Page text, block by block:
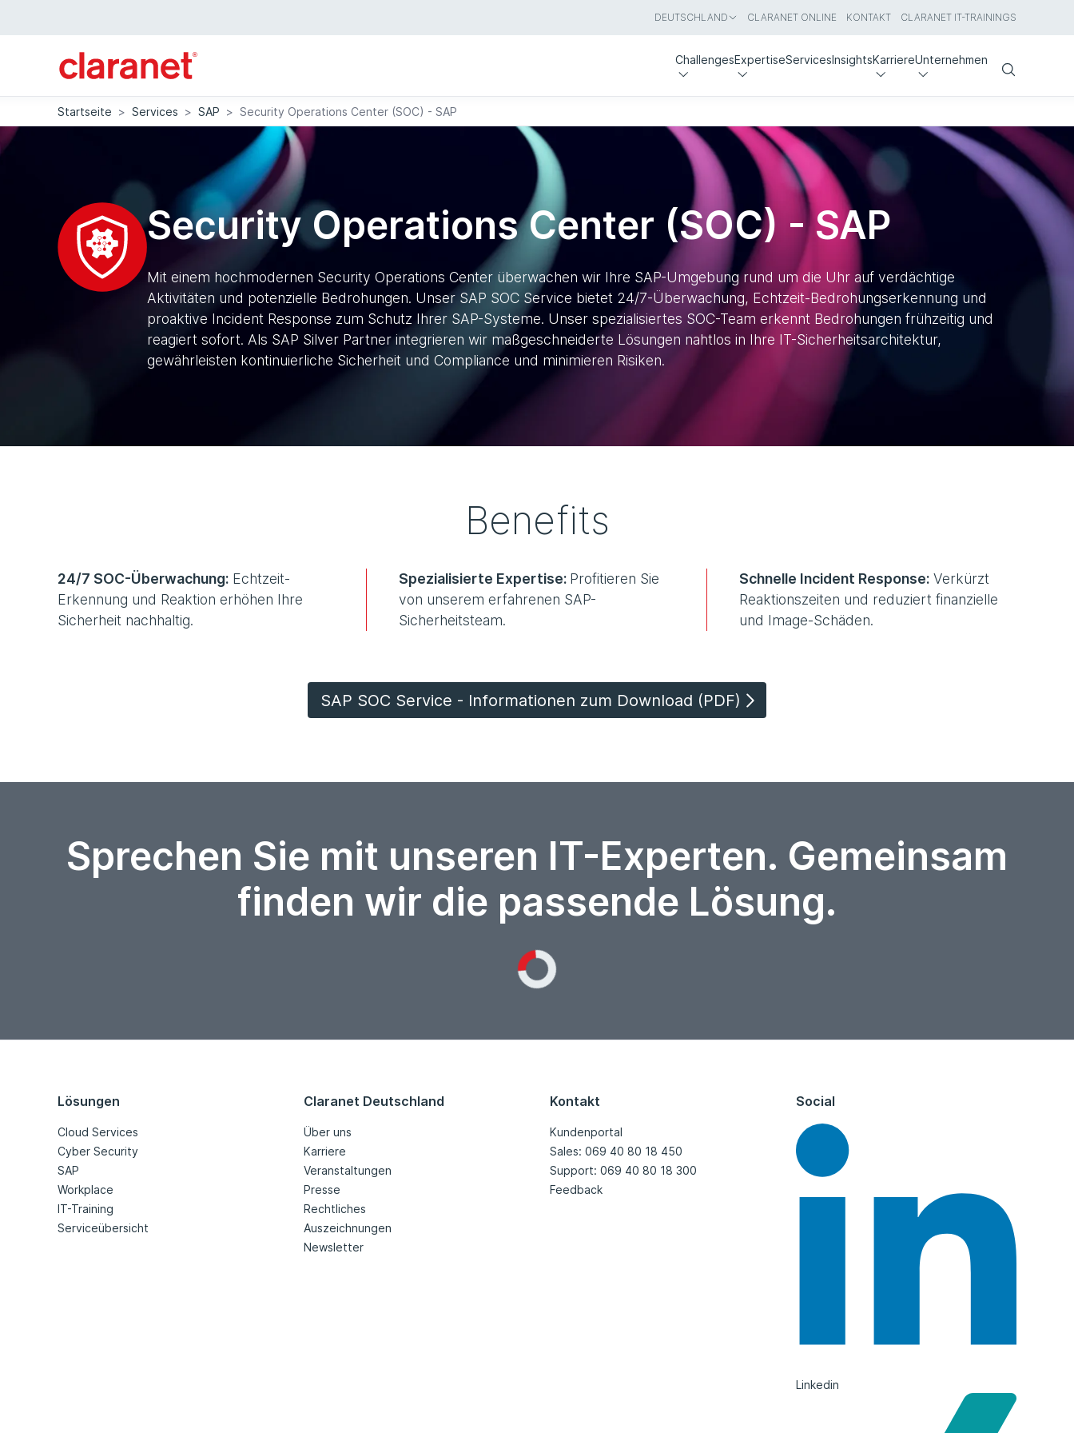
DEUTSCHLAND CLARANET ONLINE KONTAKT CLARANET IT-TRAININGS
ChallengesExpertiseServicesInsightsKarriereUnternehmen
Search
Startseite > Services > SAP > Security Operations Center (SOC) - SAP
Security Operations Center (SOC) - SAP
Mit einem hochmodernen Security Operations Center überwachen wir Ihre SAP-Umgebung rund um die Uhr auf verdächtige
Aktivitäten und potenzielle Bedrohungen. Unser SAP SOC Service bietet 24/7-Überwachung, Echtzeit-Bedrohungserkennung und
proaktive Incident Response zum Schutz Ihrer SAP-Systeme. Unser spezialisiertes SOC-Team erkennt Bedrohungen frühzeitig und
reagiert sofort. Als SAP Silver Partner integrieren wir maßgeschneiderte Lösungen nahtlos in Ihre IT-Sicherheitsarchitektur,
gewährleisten kontinuierliche Sicherheit und Compliance und minimieren Risiken.
Benefits
24/7 SOC-Überwachung: Echtzeit-
Erkennung und Reaktion erhöhen Ihre
Sicherheit nachhaltig.
Spezialisierte Expertise: Profitieren Sie
von unserem erfahrenen SAP-
Sicherheitsteam.
Schnelle Incident Response: Verkürzt
Reaktionszeiten und reduziert finanzielle
und Image-Schäden.
SAP SOC Service - Informationen zum Download (PDF)
Sprechen Sie mit unseren IT-Experten. Gemeinsam
finden wir die passende Lösung.
Lösungen
Cloud Services
Cyber Security
SAP
Workplace
IT-Training
Serviceübersicht
Claranet Deutschland
Über uns
Karriere
Veranstaltungen
Presse
Rechtliches
Auszeichnungen
Newsletter
Kontakt
Kundenportal
Sales: 069 40 80 18 450
Support: 069 40 80 18 300
Feedback
Social
Linkedin